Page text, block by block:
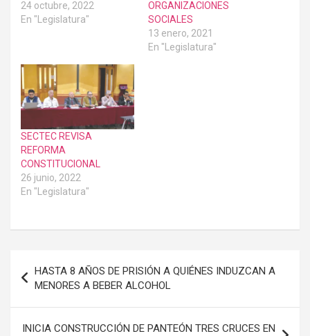
24 octubre, 2022
En "Legislatura"
ORGANIZACIONES
SOCIALES
13 enero, 2021
En "Legislatura"
SECTEC REVISA
REFORMA
CONSTITUCIONAL
26 junio, 2022
En "Legislatura"
Navegación
de
entradas
HASTA 8 AÑOS DE PRISIÓN A QUIÉNES INDUZCAN A
MENORES A BEBER ALCOHOL
INICIA CONSTRUCCIÓN DE PANTEÓN TRES CRUCES EN